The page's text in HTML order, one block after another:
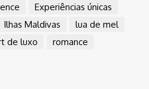
Experiências únicas
Ilhas Maldivas
lua de mel
de luxo
romance